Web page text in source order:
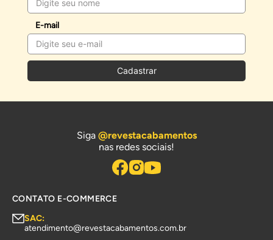
E-mail
Cadastrar
Siga @revestacabamentos
nas redes sociais!
CONTATO E-COMMERCE
SAC:
atendimento@revestacabamentos.com.br